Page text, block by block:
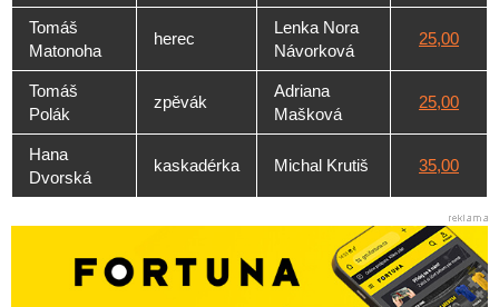
Tomáš
Matonoha
herec
Lenka Nora
Návorková
25,00
Tomáš
Polák
zpěvák
Adriana
Mašková
25,00
Hana
Dvorská
kaskadérka Michal Krutiš 35,00